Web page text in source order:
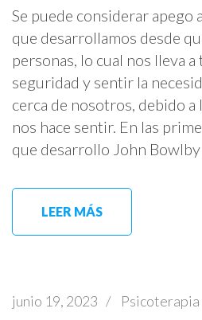
Se puede considerar apego
que desarrollamos desde
personas, lo cual nos lleva
seguridad y sentir la
cerca de nosotros, debido a
nos hace sentir. En las
que desarrollo John
LEER MÁS
junio 19, 2023 /